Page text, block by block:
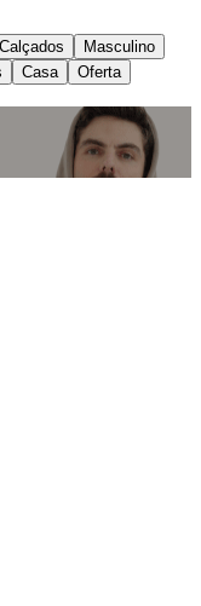
Calçados
Masculino
Casa Oferta